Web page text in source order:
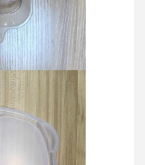
Νέα
Όλες Οι